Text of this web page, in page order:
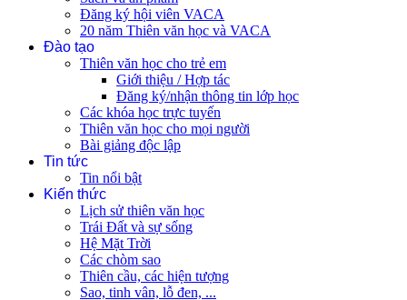
Đăng ký hội viên VACA
20 năm Thiên văn học và VACA
Đào tạo
Thiên văn học cho trẻ em
Giới thiệu / Hợp tác
Đăng ký/nhận thông tin lớp học
Các khóa học trực tuyến
Thiên văn học cho mọi người
Bài giảng độc lập
Tin tức
Tin nổi bật
Kiến thức
Lịch sử thiên văn học
Trái Đất và sự sống
Hệ Mặt Trời
Các chòm sao
Thiên cầu, các hiện tượng
Sao, tinh vân, lỗ đen, ...